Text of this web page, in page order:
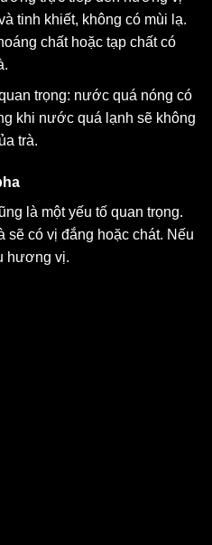
tinh khiết, không có mùi lạ.
chất hoặc tạp chất có
trọng: nước quá nóng có
khi nước quá lạnh sẽ không
trà.
là một yếu tố quan trọng.
sẽ có vị đắng hoặc chát. Nếu
hương vị.